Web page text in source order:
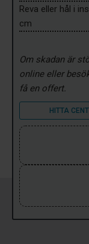
Reva eller hål i
cm
Om skadan är
online eller
få en offert.
HITTA